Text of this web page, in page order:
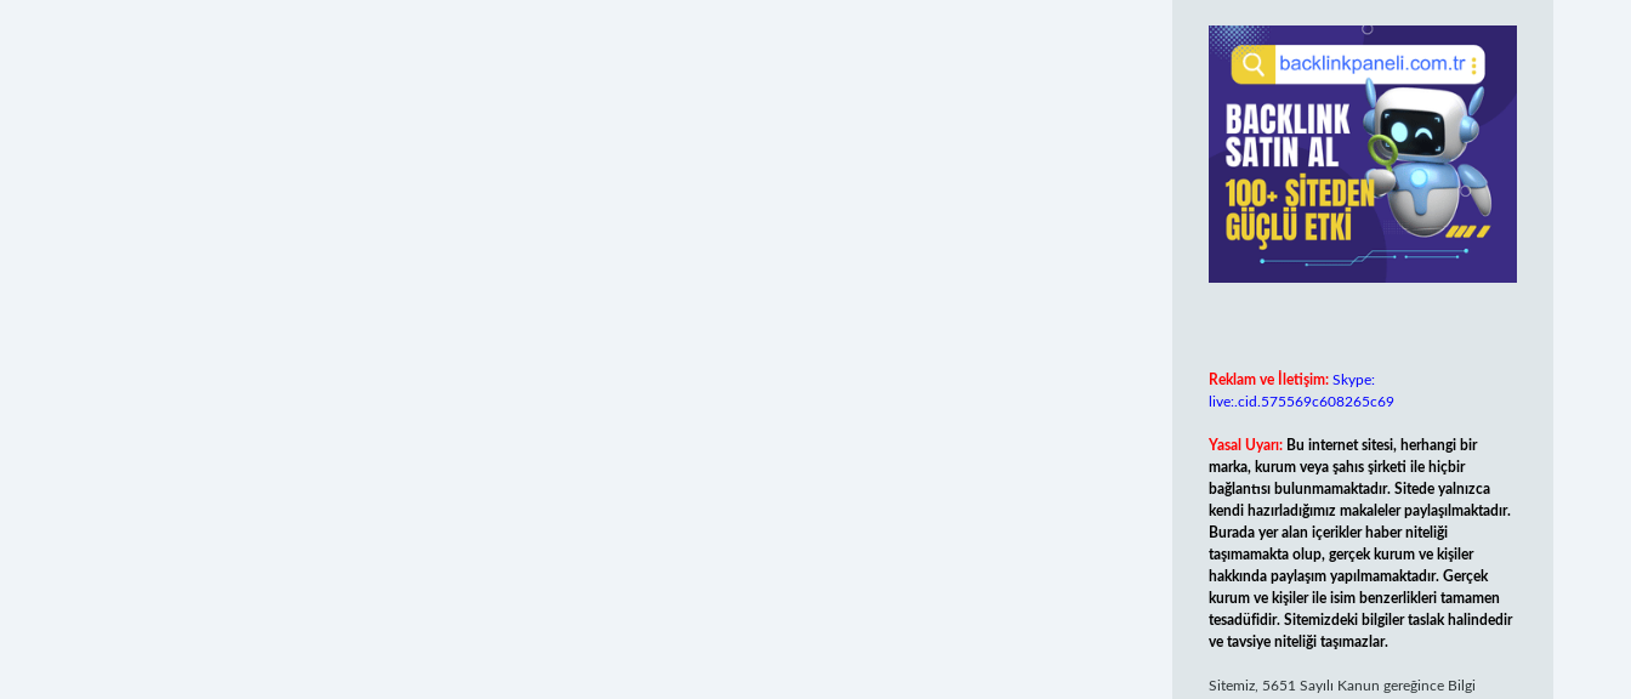
Reklam ve İletişim: Skype:
live:.cid.575569c608265c69
Yasal Uyarı: Bu internet sitesi, herhangi bir
marka, kurum veya şahıs şirketi ile hiçbir
bağlantısı bulunmamaktadır. Sitede yalnızca
kendi hazırladığımız makaleler paylaşılmaktadır.
Burada yer alan içerikler haber niteliği
taşımamakta olup, gerçek kurum ve kişiler
hakkında paylaşım yapılmamaktadır. Gerçek
kurum ve kişiler ile isim benzerlikleri tamamen
tesadüfidir. Sitemizdeki bilgiler taslak halindedir
ve tavsiye niteliği taşımazlar.
Sitemiz, 5651 Sayılı Kanun gereğince Bilgi